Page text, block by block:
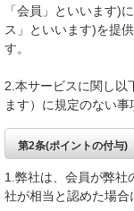
「会員」といいます)
ス」といいます)を提
す。
2.本サービスに関し以
ます）に規定のない事
第2条(ポイントの付与)
1.弊社は、会員が弊社
社が相当と認めた場合